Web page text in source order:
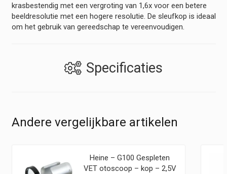
krasbestendig met een vergroting van 1,6x voor een betere
beeldresolutie met een hogere resolutie. De sleufkop is ideaal
om het gebruik van gereedschap te vereenvoudigen.
Specificaties
Andere vergelijkbare artikelen
Heine – G100 Gespleten
VET otoscoop – kop – 2,5V